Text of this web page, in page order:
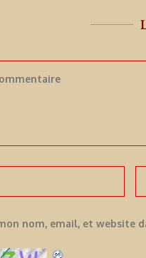
nom, email, et website